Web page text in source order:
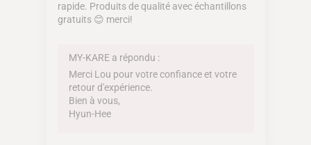
rapide. Produits de qualité avec échantillons
gratuits 😊 merci!
MY-KARE a répondu :
Merci Lou pour votre confiance et votre
retour d'expérience.
Bien à vous,
Hyun-Hee